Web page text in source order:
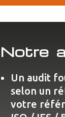
Notre
Un audit
selon un
votre